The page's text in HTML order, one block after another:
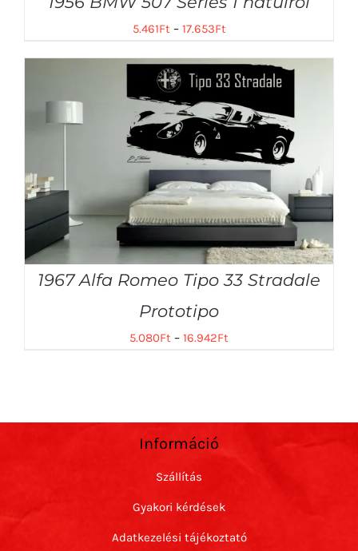
5.461Ft– 17.653Ft
1967 Alfa Romeo Tipo 33 Stradale
Prototipo
5.080Ft – 16.942Ft
Információ
Szállítás
Gyakori kérdések
Adatkezelési tájékoztató